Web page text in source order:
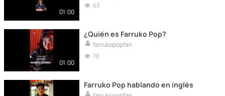
01:00
63
01:00
¿Quién es Farruko Pop?
farrukopopfan
78
Farruko Pop hablando en inglés